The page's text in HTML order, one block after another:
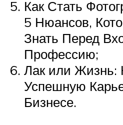
Как Стать
5 Нюансов,
Знать Перед
Профессию;
Лак или Жизнь:
Успешную
Бизнесе.